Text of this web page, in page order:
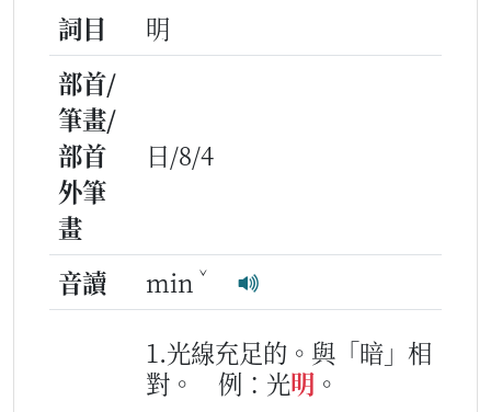
詞目
明
部首/
筆畫/
部首
外筆
畫
日/8/4
音讀 min ˇ
1.光線充足的。與「暗」相
對。
例：光明 。